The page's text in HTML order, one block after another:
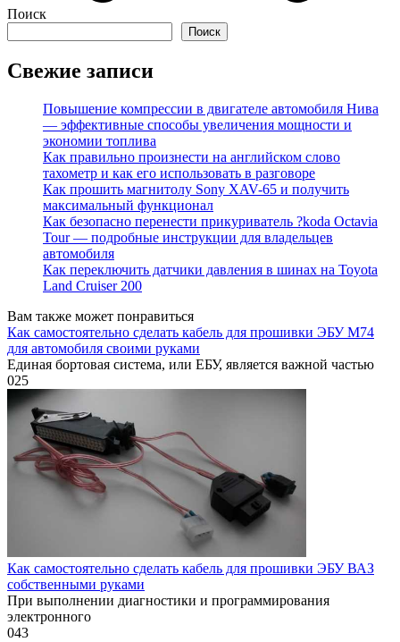
Поиск
Поиск
Свежие записи
Повышение компрессии в двигателе автомобиля Нива
— эффективные способы увеличения мощности и
экономии топлива
Как правильно произнести на английском слово
тахометр и как его использовать в разговоре
Как прошить магнитолу Sony XAV-65 и получить
максимальный функционал
Как безопасно перенести прикуриватель ?koda Octavia
Tour — подробные инструкции для владельцев
автомобиля
Как переключить датчики давления в шинах на Toyota
Land Cruiser 200
Вам также может понравиться
Как самостоятельно сделать кабель для прошивки ЭБУ М74
для автомобиля своими руками
Единая бортовая система, или ЕБУ, является важной частью
025
Как самостоятельно сделать кабель для прошивки ЭБУ ВАЗ
собственными руками
При выполнении диагностики и программирования
электронного
043